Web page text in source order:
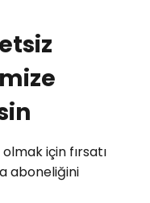
için fırsatı
aboneliğini